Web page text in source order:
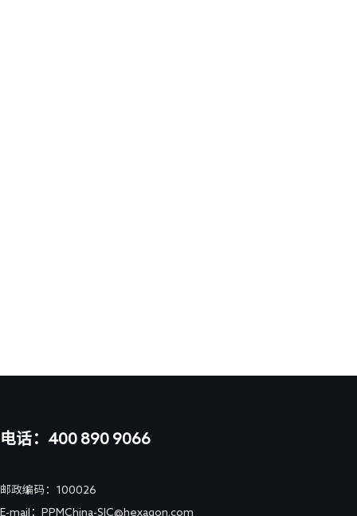
邮政编码：100026
E-mail：PPMChina-SIC@hexagon.com
电话：400 890 9066